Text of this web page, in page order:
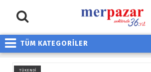
TÜM KATEGORİLER
TÜKENDİ